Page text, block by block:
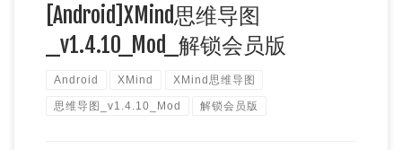
[Android]XMind思维导图
_v1.4.10_Mod_解锁会员版
Android XMind XMind思维导图
思维导图_v1.4.10_Mod 解锁会员版